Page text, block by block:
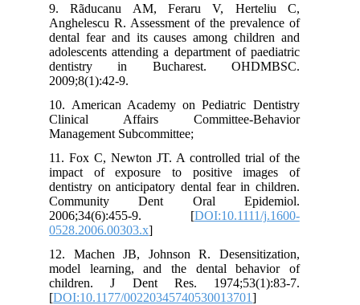
9. Rãducanu AM, Feraru V, Herteliu C,
Anghelescu R. Assessment of the prevalence of
dental fear and its causes among children and
adolescents attending a department of paediatric
dentistry in Bucharest. OHDMBSC.
2009;8(1):42-9.
10. American Academy on Pediatric Dentistry
Clinical Affairs Committee-Behavior
Management Subcommittee;
11. Fox C, Newton JT. A controlled trial of the
impact of exposure to positive images of
dentistry on anticipatory dental fear in children.
Community Dent Oral Epidemiol.
2006;34(6):455-9. [DOI:10.1111/j.1600-
0528.2006.00303.x
12. Machen JB, Johnson R. Desensitization,
model learning, and the dental behavior of
children. J Dent Res. 1974;53(1):83-7.
[DOI:10.1177/00220345740530013701